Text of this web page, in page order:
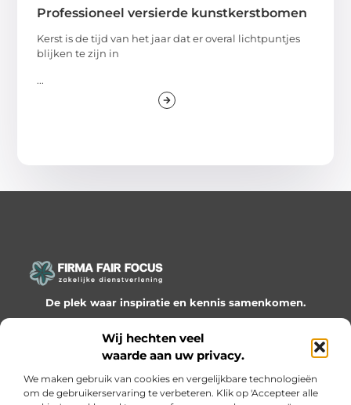
Wij hechten veel
waarde aan uw privacy.
We maken gebruik van cookies en vergelijkbare technologieën
om de gebruikerservaring te verbeteren. Klik op 'Accepteer alle
Professioneel versierde kunstkerstbomen
Kerst is de tijd van het jaar dat er overal lichtpuntjes
blijken te zijn in
...
De plek waar inspiratie en kennis samenkomen.
Ontdek onze blogs en artikelen en laat je verrassen door
waardevolle inzichten en nieuwe ideeën!
Bericht categorie